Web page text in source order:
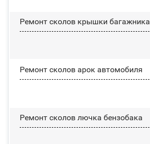
Ремонт сколов крышки багажника
Ремонт сколов арок автомобиля
Ремонт сколов лючка бензобака